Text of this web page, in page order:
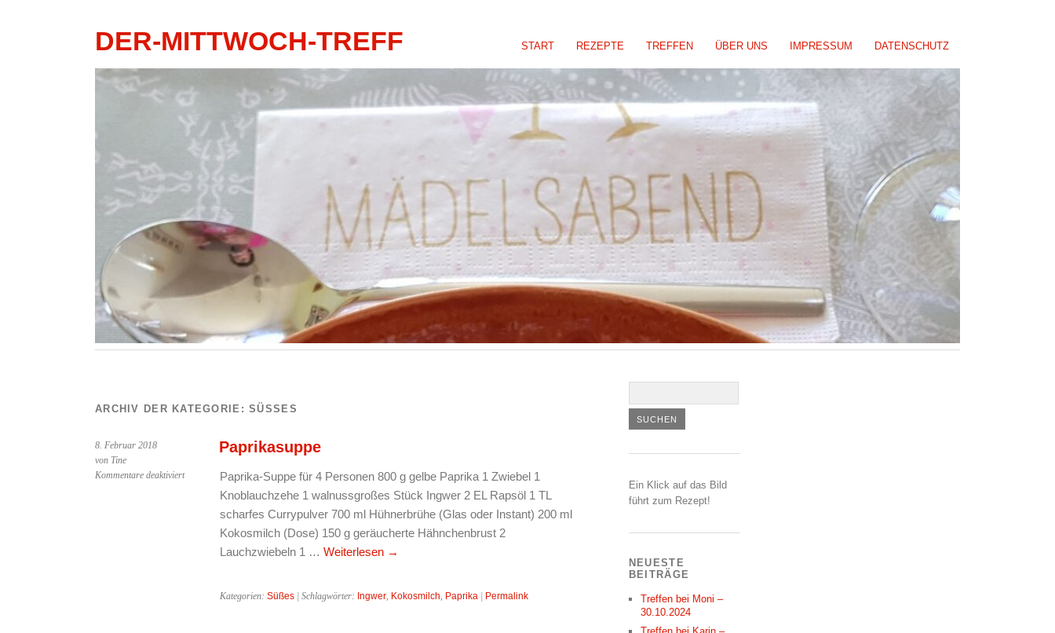
START REZEPTE TREFFEN ÜBER UNS IMPRESSUM DATENSCHUTZ
DER-MITTWOCH-TREFF
ARCHIV DER KATEGORIE:SÜSSES
8. Februar 2018
von Tine
Kommentare deaktiviertfür
Paprikasuppe
Paprikasuppe
Paprika-Suppe für 4 Personen 800 g gelbe Paprika 1 Zwiebel 1
Knoblauchzehe 1 walnussgroßes Stück Ingwer 2 EL Rapsöl 1 TL
scharfes Currypulver 700 ml Hühnerbrühe (Glas oder Instant) 200 ml
Kokosmilch (Dose) 150 g geräucherte Hähnchenbrust 2
Lauchzwiebeln 1 … Weiterlesen →
Kategorien: Süßes| Schlagwörter: Ingwer, Kokosmilch, Paprika| Permalink
Ein Klick auf das Bild
führt zum Rezept!
NEUESTE
BEITRÄGE
Treffen bei Moni –
30.10.2024